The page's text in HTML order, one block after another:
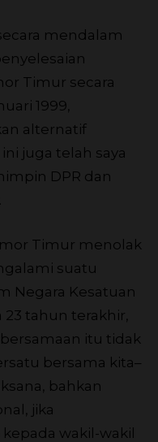
mendalam
Timur secara
1999,
alternatif
juga telah saya
DPR dan
Timur menolak
suatu
Negara Kesatuan
tahun terakhir,
itu tidak
bersama kita–
bahkan
jika
wakil-wakil